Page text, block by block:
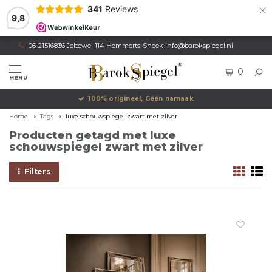
9,8
341 Reviews ×
06-21516836 Jeltewei 114 Hommerts-Sneek info@barokspiegel.nl
MENU
0
100% origineel, Géén namaak
Home Tags luxe schouwspiegel zwart met zilver
Producten getagd met luxe
schouwspiegel zwart met zilver
Filters